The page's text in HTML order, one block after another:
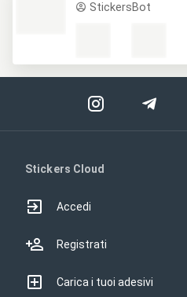
StickersBot
Stickers Cloud
Accedi
Registrati
Carica i tuoi adesivi